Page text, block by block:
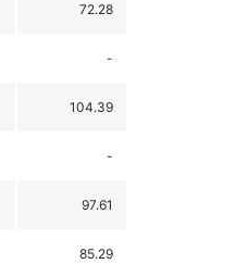
72.28
-
104.39
-
97.61
85.29